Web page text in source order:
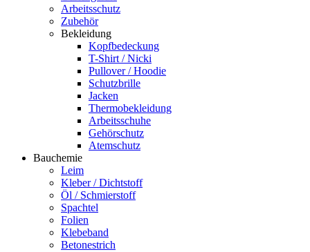
Arbeitsschutz
Zubehör
Bekleidung
Kopfbedeckung
T-Shirt / Nicki
Pullover / Hoodie
Schutzbrille
Jacken
Thermobekleidung
Arbeitsschuhe
Gehörschutz
Atemschutz
Bauchemie
Leim
Kleber / Dichtstoff
Öl / Schmierstoff
Spachtel
Folien
Klebeband
Betonestrich